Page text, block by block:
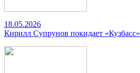
18.05.2026
Кирилл Супрунов покидает «Кузбасс»